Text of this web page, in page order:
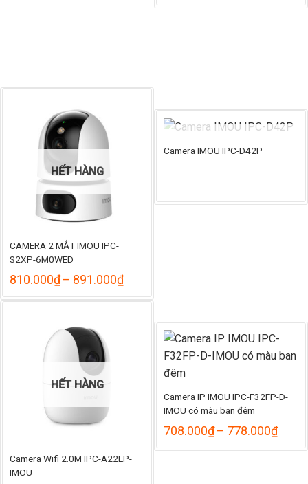
969.000₫
HẾT HÀNG
CAMERA 2 MẮT IMOU IPC-
S2XP-6M0WED
810.000₫– 891.000₫Khoảng
từ
891.000₫
HẾT HÀNG
Camera IMOU IPC-D42P
HẾT HÀNG
Camera Wifi 2.0M IPC-A22EP-
IMOU
Camera IP IMOU IPC-F32FP-D-
IMOU có màu ban đêm
708.000₫– 778.000₫
từ